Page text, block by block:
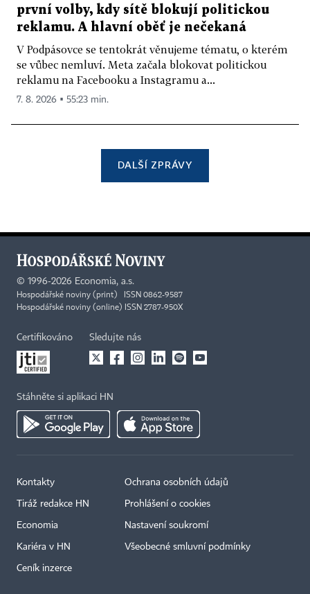
první volby, kdy sítě blokují politickou
reklamu. A hlavní oběť je nečekaná
V Podpásovce se tentokrát věnujeme tématu, o kterém
se vůbec nemluví. Meta začala blokovat politickou
reklamu na Facebooku a Instagramu a...
7. 8. 2026 ▪ 55:23 min.
DALŠÍ ZPRÁVY
© 1996-2026 Economia, a.s.
Hospodářské noviny (print) ISSN 0862-9587
Hospodářské noviny (online) ISSN 2787-950X
Certifikováno Sledujte nás
Stáhněte si aplikaci HN
Kontakty
Tiráž redakce HN
Economia
Kariéra v HN
Ceník inzerce
Ochrana osobních údajů
Prohlášení o cookies
Nastavení soukromí
Všeobecné smluvní podmínky